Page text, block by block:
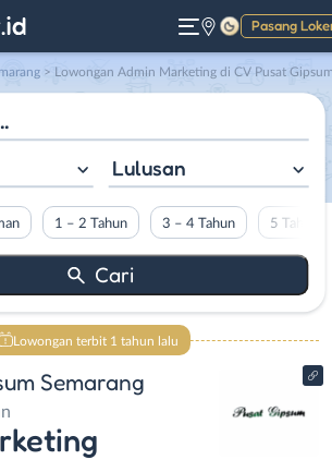
Pasang
Gelap
> Lowongan Admin Marketing di CV Pusat Gipsum
Lulusan
1 – 2 Tahun 3 – 4 Tahun 5 Tahun
Lowongan terbit 1 tahun lalu
Semarang